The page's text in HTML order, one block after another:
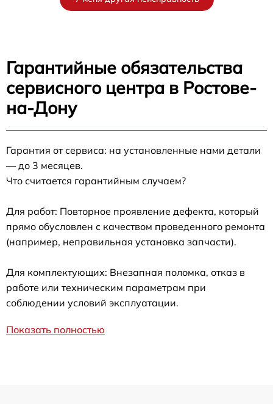
Гарантийные обязательства
сервисного центра в Ростове-
на-Дону
Гарантия от сервиса: на установленные нами детали
— до 3 месяцев.
Что считается гарантийным случаем?
Для работ: Повторное проявление дефекта, который
прямо обусловлен с качеством проведенного ремонта
(например, неправильная установка запчасти).
Для комплектующих: Внезапная поломка, отказ в
работе или техническим параметрам при
соблюдении условий эксплуатации.
Показать полностью